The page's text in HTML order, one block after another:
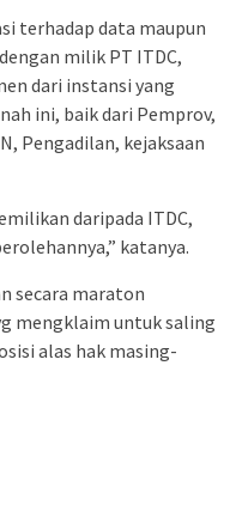
terhadap data maupun
milik PT ITDC,
dari instansi yang
ini, baik dari Pemprov,
Pengadilan, kejaksaan
daripada ITDC,
katanya.
secara maraton
mengklaim untuk saling
alas hak masing-